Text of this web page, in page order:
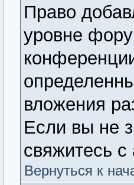
Право
уровне
вложения
Если вы не
свяжитесь
Вернуться к